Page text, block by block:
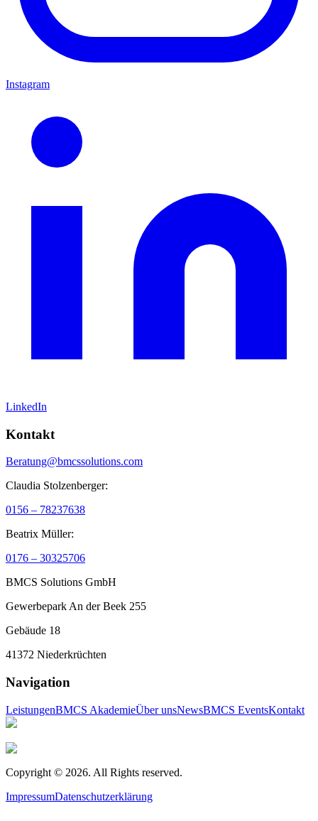
Instagram
LinkedIn
Kontakt
Beratung@bmcssolutions.com
Claudia Stolzenberger:
0156 – 78237638
Beatrix Müller:
0176 – 30325706
BMCS Solutions GmbH
Gewerbepark An der Beek 255
Gebäude 18
41372 Niederkrüchten
Navigation
LeistungenBMCS AkademieÜber unsNewsBMCS EventsKontakt
Copyright © 2026. All Rights reserved.
ImpressumDatenschutzerklärung